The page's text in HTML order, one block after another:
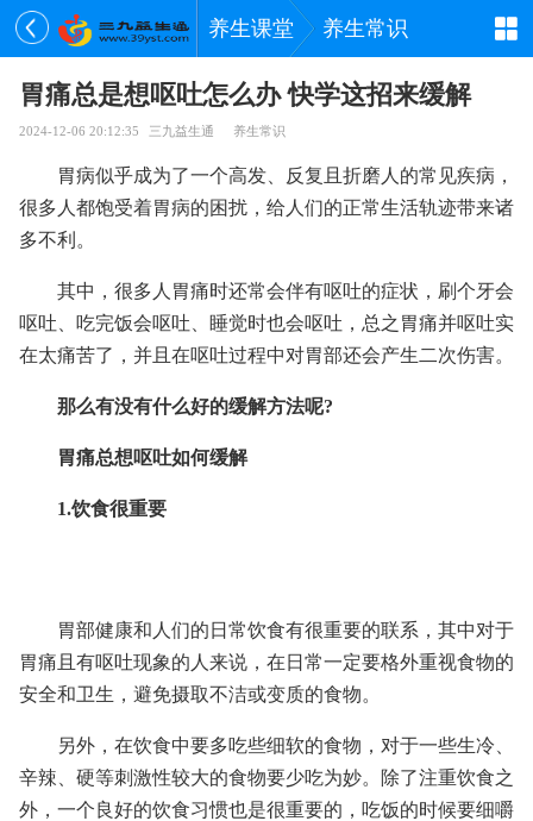
养生课堂 养生常识
胃痛总是想呕吐怎么办 快学这招来缓解
2024-12-06 20:12:35 三九益生通 养生常识
胃病似乎成为了一个高发、反复且折磨人的常见疾病，
很多人都饱受着胃病的困扰，给人们的正常生活轨迹带来诸
多不利。
其中，很多人胃痛时还常会伴有呕吐的症状，刷个牙会
呕吐、吃完饭会呕吐、睡觉时也会呕吐，总之胃痛并呕吐实
在太痛苦了，并且在呕吐过程中对胃部还会产生二次伤害。
那么有没有什么好的缓解方法呢?
胃痛总想呕吐如何缓解
1.饮食很重要
胃部健康和人们的日常饮食有很重要的联系，其中对于
胃痛且有呕吐现象的人来说，在日常一定要格外重视食物的
安全和卫生，避免摄取不洁或变质的食物。
另外，在饮食中要多吃些细软的食物，对于一些生冷、
辛辣、硬等刺激性较大的食物要少吃为妙。除了注重饮食之
外，一个良好的饮食习惯也是很重要的，吃饭的时候要细嚼